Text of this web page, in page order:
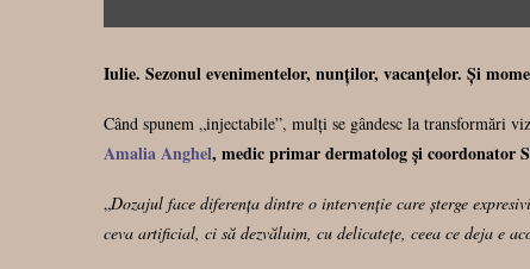
Iulie. Sezonul evenimentelor, nunților, vacanțelor. Și
Când spunem „injectabile”, mulți se gândesc la
Amalia Anghel, medic primar dermatolog și coordonator
„Dozajul face diferența dintre o intervenție care șterge
ceva artificial, ci să dezvăluim, cu delicatețe, ceea ce deja e